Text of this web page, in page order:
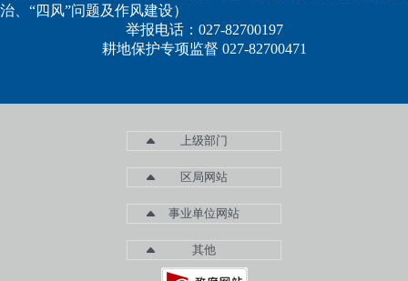
治、“四风”问题及作风建设）
举报电话：027-82700197
耕地保护专项监督 027-82700471
上级部门
区局网站
事业单位网站
其他